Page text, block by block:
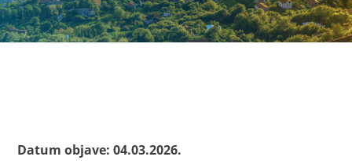
Datum objave: 04.03.2026.